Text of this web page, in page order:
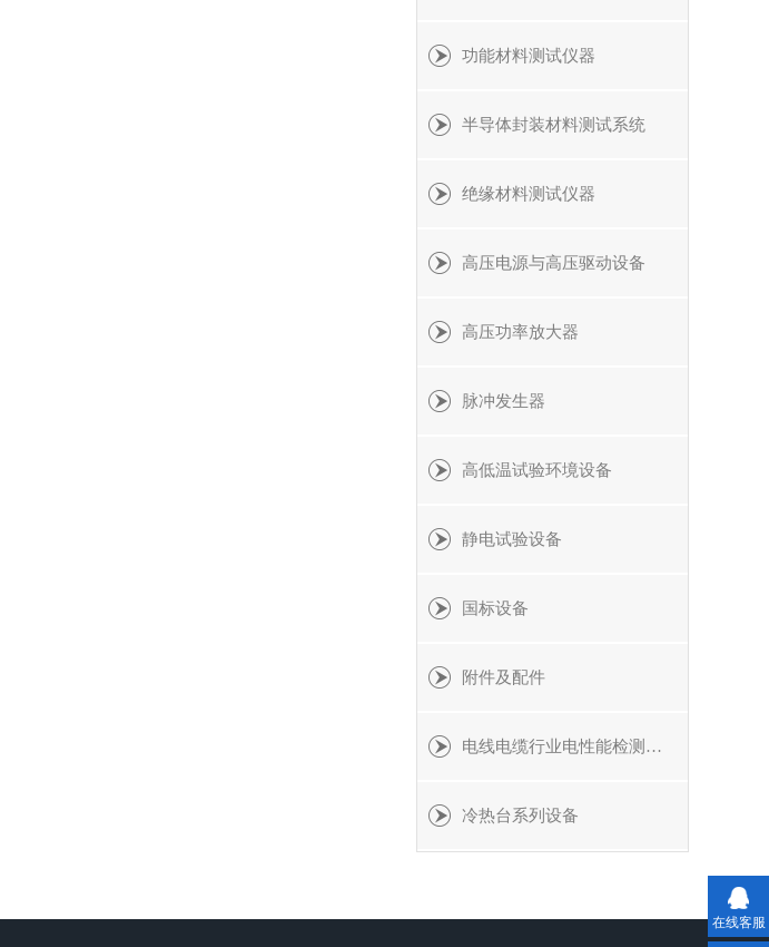
功能材料测试仪器
半导体封装材料测试系统
绝缘材料测试仪器
高压电源与高压驱动设备
高压功率放大器
脉冲发生器
高低温试验环境设备
静电试验设备
国标设备
附件及配件
电线电缆行业电性能检测设备
冷热台系列设备
在线客服